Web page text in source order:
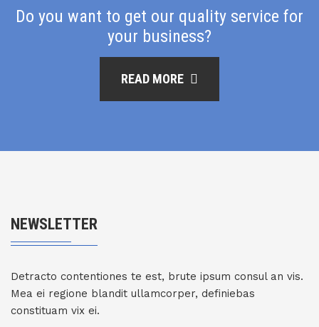
Do you want to get our quality service for
your business?
READ MORE
NEWSLETTER
Detracto contentiones te est, brute ipsum consul an vis.
Mea ei regione blandit ullamcorper, definiebas
constituam vix ei.